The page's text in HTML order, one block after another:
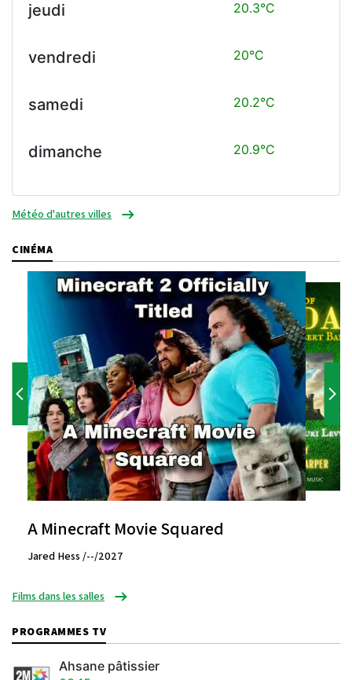
jeudi 20.3°C
vendredi 20°C
samedi 20.2°C
dimanche 20.9°C
Météo d'autres villes
CINÉMA
A Minecraft Movie Squared
Jared Hess /--/2027
Films dans les salles
PROGRAMMES TV
Ahsane pâtissier